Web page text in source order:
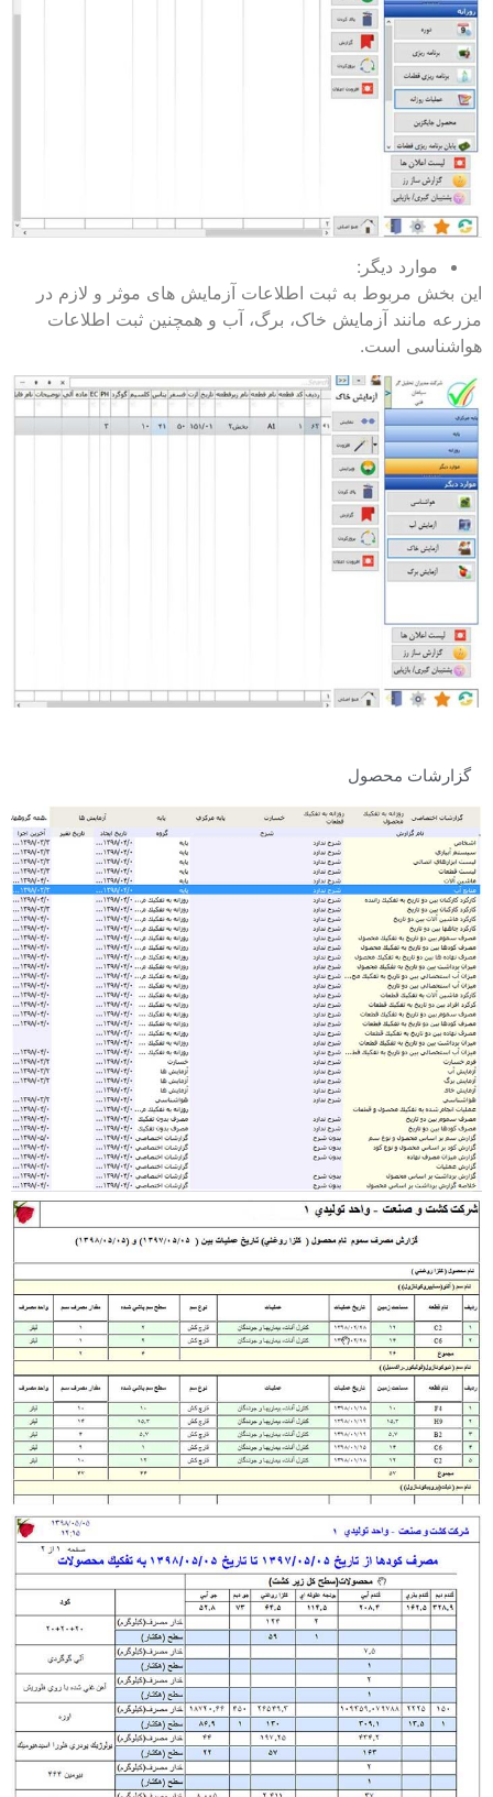
موارد دیگر:
این بخش مربوط به ثبت اطلاعات آزمایش های موثر و لازم در
مزرعه مانند آزمایش خاک، برگ، آب و همچنین ثبت اطلاعات
هواشناسی است.
گزارشات محصول